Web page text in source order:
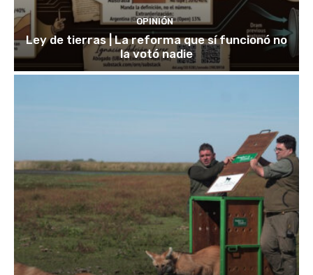
OPINIÓN
Ley de tierras | La reforma que sí funcionó no
la votó nadie